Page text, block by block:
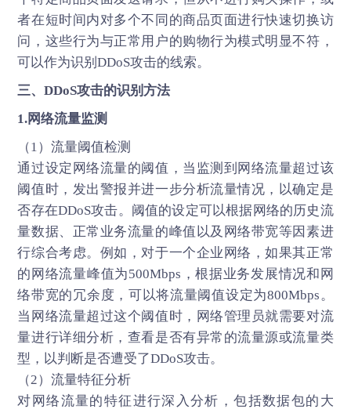
者在短时间内对多个不同的商品页面进行快速切换访
问，这些行为与正常用户的购物行为模式明显不符，
可以作为识别DDoS攻击的线索。
三、DDoS攻击的识别方法
1.网络流量监测
（1）流量阈值检测
通过设定网络流量的阈值，当监测到网络流量超过该
阈值时，发出警报并进一步分析流量情况，以确定是
否存在DDoS攻击。阈值的设定可以根据网络的历史流
量数据、正常业务流量的峰值以及网络带宽等因素进
行综合考虑。例如，对于一个企业网络，如果其正常
的网络流量峰值为500Mbps，根据业务发展情况和网
络带宽的冗余度，可以将流量阈值设定为800Mbps。
当网络流量超过这个阈值时，网络管理员就需要对流
量进行详细分析，查看是否有异常的流量源或流量类
型，以判断是否遭受了DDoS攻击。
（2）流量特征分析
对网络流量的特征进行深入分析，包括数据包的大